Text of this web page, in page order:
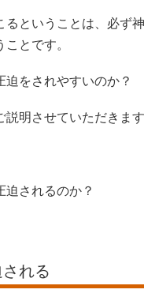
るということは、必ず
とです。
迫をされやすいのか？
明させていただきます
迫されるのか？
れる